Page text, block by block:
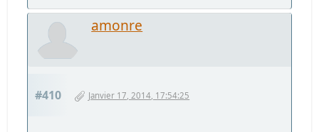
amonre
#410 Janvier 17, 2014, 17:54:25